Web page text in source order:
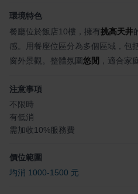
環境特色
餐廳位於飯店10樓，擁有挑高天井
感。用餐座位區分為多個區域，包
窗外景觀。整體氛圍悠閒 ，適合家
注意事項
不限時
有低消
需加收10%服務費
價位範圍
均消 1000-1500 元